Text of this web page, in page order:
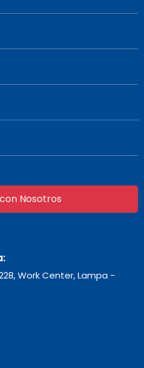
Nosotros
Work Center, Lampa -